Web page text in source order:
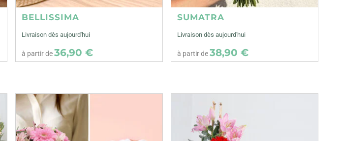
BELLISSIMA
Livraison dès aujourd'hui
à partir de36,90 €
SUMATRA
Livraison dès aujourd'hui
à partir de38,90 €